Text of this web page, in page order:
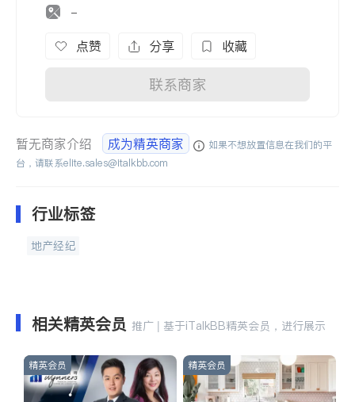
-
点赞 分享 收藏
联系商家
暂无商家介绍 成为精英商家
如果不想放置信息在我们的平
台，请联系elite.sales@italkbb.com
行业标签
地产经纪
相关精英会员 推广 | 基于iTalkBB精英会员，进行展示
精英会员 精英会员